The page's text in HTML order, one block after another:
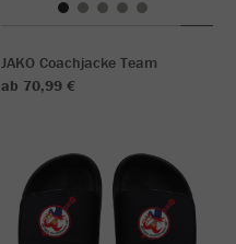
JAKO Coachjacke Team
ab 70,99 €